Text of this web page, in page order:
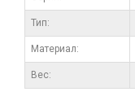
Тип:
Материал:
Вес: